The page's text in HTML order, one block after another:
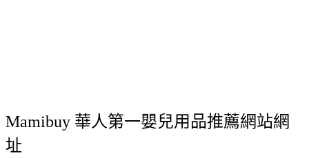
Mamibuy 華人第一嬰兒用品推薦網站網
址